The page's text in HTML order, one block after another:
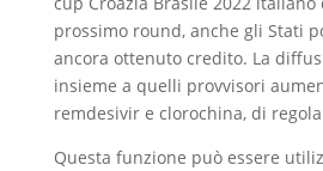
prossimo round, anche gli Stati
ancora ottenuto credito. La
insieme a quelli provvisori
remdesivir e clorochina, di
Questa funzione può essere